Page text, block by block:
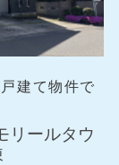
建て物件で
リールタウ